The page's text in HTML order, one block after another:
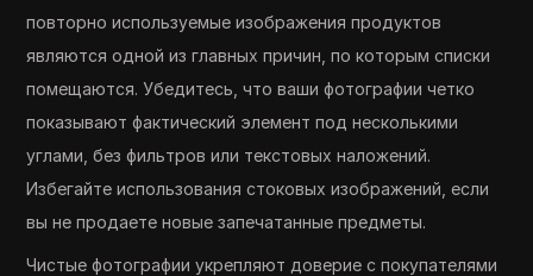
повторно используемые изображения продуктов
являются одной из главных причин, по которым списки
помещаются. Убедитесь, что ваши фотографии четко
показывают фактический элемент под несколькими
углами, без фильтров или текстовых наложений.
Избегайте использования стоковых изображений, если
вы не продаете новые запечатанные предметы.
Чистые фотографии укрепляют доверие с покупателями